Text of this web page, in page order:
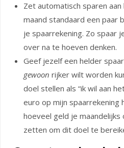
Zet automatisch sparen
maand standaard een paar
je spaarrekening. Zo spaar
over na te hoeven denken.
Geef jezelf een helder
gewoon rijker wilt worden
doel stellen als “ik wil aan
euro op mijn spaarrekening
hoeveel geld je
zetten om dit doel te